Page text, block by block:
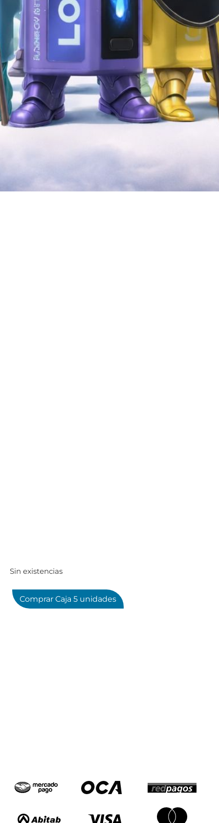
Sin existencias
Comprar Caja 5 unidades